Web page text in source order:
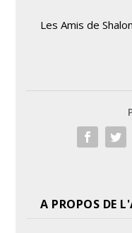
Les Amis de
A PROPOS DE